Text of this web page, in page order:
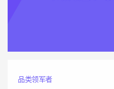
品类领军者